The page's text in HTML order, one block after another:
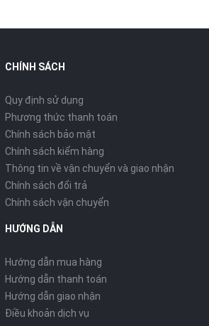
CHÍNH SÁCH
Quy định sử dụng
Phương thức thanh toán
Chính sách bảo mật
Chính sách kiểm hàng
Thông tin về vận chuyển và giao nhận
Chính sách đổi trả
Chính sách vận chuyển
HƯỚNG DẪN
Hướng dẫn mua hàng
Hướng dẫn thanh toán
Hướng dẫn giao nhận
Điều khoản dịch vụ